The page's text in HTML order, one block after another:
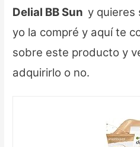
Delial BB Suny quieres
yo la compré y aquí te
sobre este producto y
adquirirlo o no.